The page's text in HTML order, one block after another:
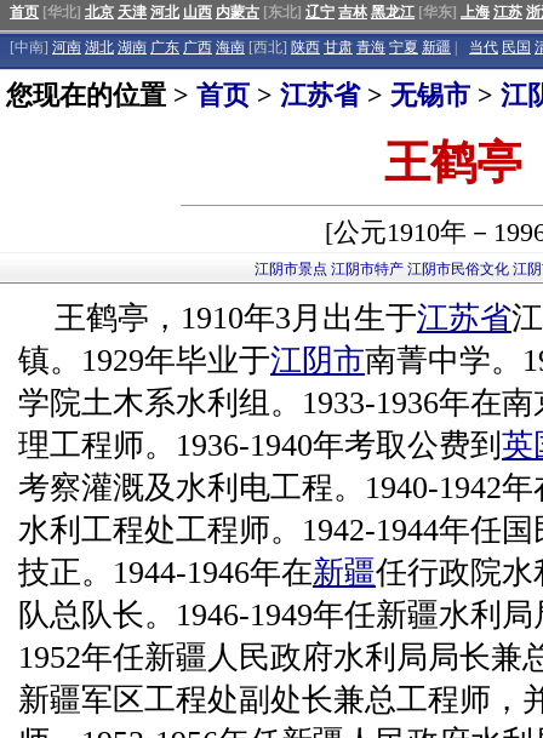
首页 [华北] 北京 天津 河北 山西 内蒙古 [东北] 辽宁 吉林 黑龙江 [华东] 上海 江苏
[中南] 河南 湖北 湖南 广东 广西 海南 [西北] 陕西 甘肃 青海 宁夏 新疆 当代 民国
您现在的位置 > 首页 > 江苏省> 无锡市 > 江
王鹤亭
[公元1910年－
江阴市景点 江阴市特产 江阴市民俗文化 江
王鹤亭，1910年3月出生于江苏省
镇。1929年毕业于江阴市南菁中学。
学院土木系水利组。1933-1936年在
理工程师。1936-1940年考取公费到 英
考察灌溉及水利电工程。1940-1942
水利工程处工程师。1942-1944年任
技正。1944-1946年在新疆任行政院水
队总队长。1946-1949年任新疆水利
1952年任新疆人民政府水利局局长兼
新疆军区工程处副处长兼总工程师，